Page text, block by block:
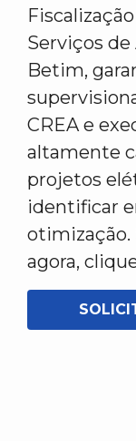
Serviços
Betim,
CREA e
altamente
projetos
identificar
agora,